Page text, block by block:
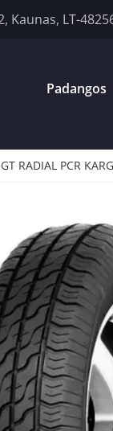
Kaunas, LT-
Padangos
RADIAL PCR